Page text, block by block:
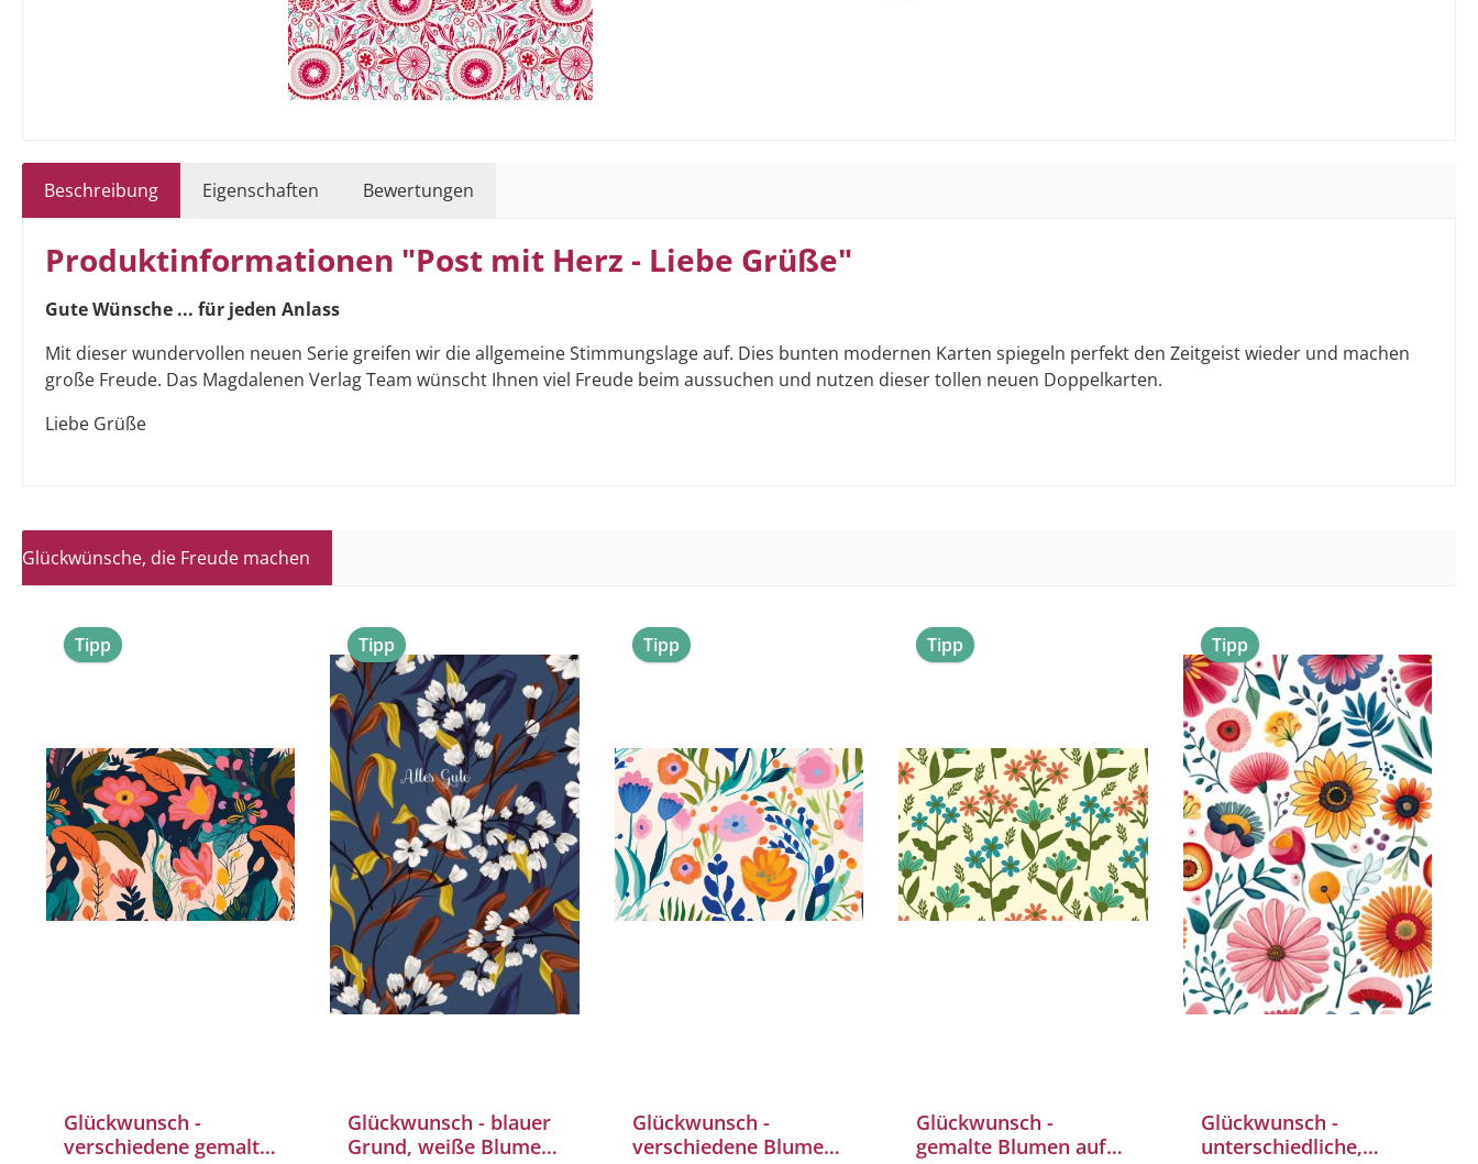
Beschreibung Eigenschaften Bewertungen
Produktinformationen "Post mit Herz - Liebe Grüße"
Gute Wünsche ... für jeden Anlass
Mit dieser wundervollen neuen Serie greifen wir die allgemeine Stimmungslage auf. Dies bunten modernen Karten spiegeln perfekt den Zeitgeist wieder und machen
große Freude. Das Magdalenen Verlag Team wünscht Ihnen viel Freude beim aussuchen und nutzen dieser tollen neuen Doppelkarten.
Liebe Grüße
Glückwünsche, die Freude machen
Tipp
Glückwunsch -
verschiedene gemalte
Tipp
Glückwunsch - blauer
Grund, weiße Blumen,
Tipp
Glückwunsch -
verschiedene Blumen
Tipp
Glückwunsch -
gemalte Blumen auf
Tipp
Glückwunsch -
unterschiedliche,